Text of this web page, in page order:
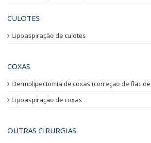
CULOTES
Lipoaspiração de culotes
COXAS
Dermolipectomia de coxas (correção de
Lipoaspiração de coxas
OUTRAS CIRURGIAS